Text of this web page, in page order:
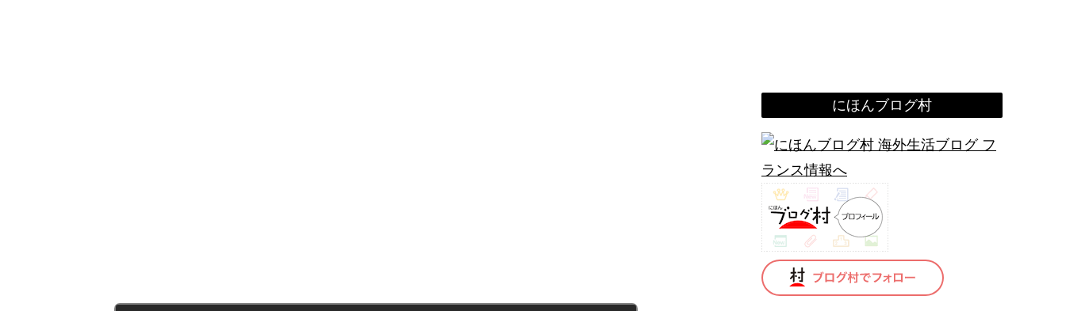
にほんブログ村